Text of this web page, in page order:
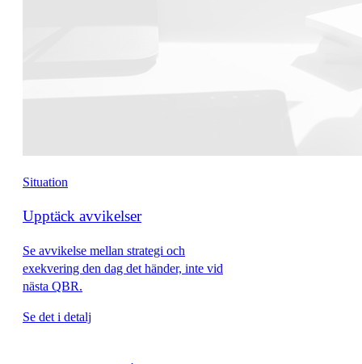
Situation
Upptäck avvikelser
Se avvikelse mellan strategi och
exekvering den dag det händer, inte vid
nästa QBR.
Se det i detalj